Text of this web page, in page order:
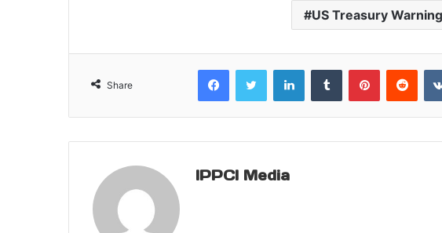
p
न
US Treasury Warning
Share
FacebookTwitter LinkedInTumblr Pinterest
IPPCI Media